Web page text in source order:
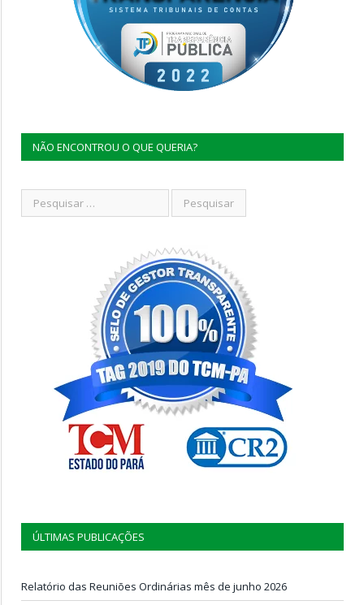
NÃO ENCONTROU O QUE QUERIA?
ÚLTIMAS PUBLICAÇÕES
Relatório das Reuniões Ordinárias mês de junho 2026